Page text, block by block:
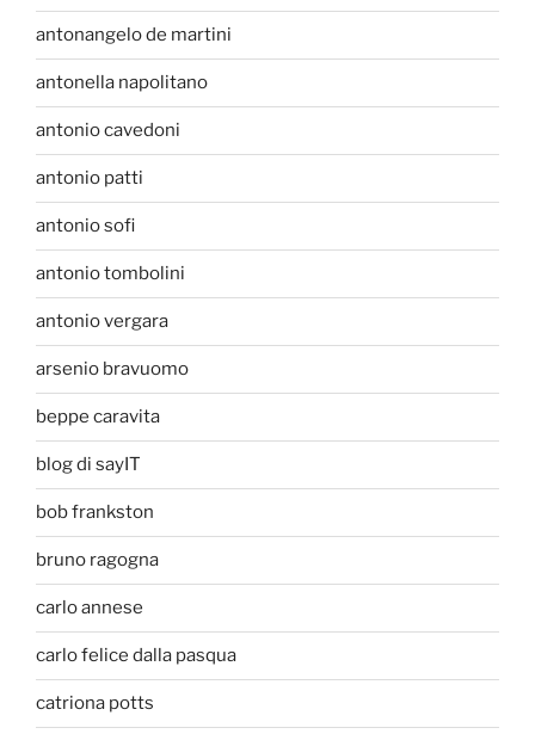
antonangelo de martini
antonella napolitano
antonio cavedoni
antonio patti
antonio sofi
antonio tombolini
antonio vergara
arsenio bravuomo
beppe caravita
blog di sayIT
bob frankston
bruno ragogna
carlo annese
carlo felice dalla pasqua
catriona potts